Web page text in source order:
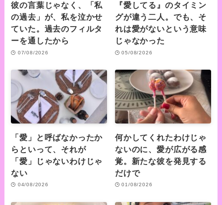
彼の言葉じゃなく、「私
の過去」が、私を泣かせ
ていた。過去のフィルタ
ーを通したから
07/08/2026
『愛してる』のタイミン
グが違う二人。でも、そ
れは愛がないという意味
じゃなかった
05/08/2026
「愛」と呼ばなかったか
らといって、それが
「愛」じゃないわけじゃ
ない
04/08/2026
何かしてくれたわけじゃ
ないのに、愛が広がる感
覚。新たな彼を発見する
だけで
01/08/2026